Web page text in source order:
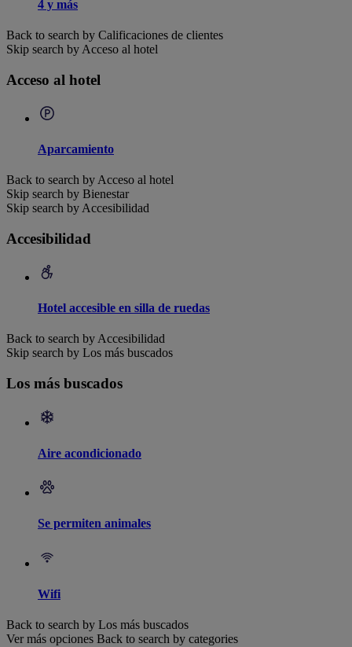
4 y más
Back to search by Calificaciones de clientes
Skip search by Acceso al hotel
Acceso al hotel
Aparcamiento
Back to search by Acceso al hotel
Skip search by Bienestar
Skip search by Accesibilidad
Accesibilidad
Hotel accesible en silla de ruedas
Back to search by Accesibilidad
Skip search by Los más buscados
Los más buscados
Aire acondicionado
Se permiten animales
Wifi
Back to search by Los más buscados
Ver más opciones Back to search by categories